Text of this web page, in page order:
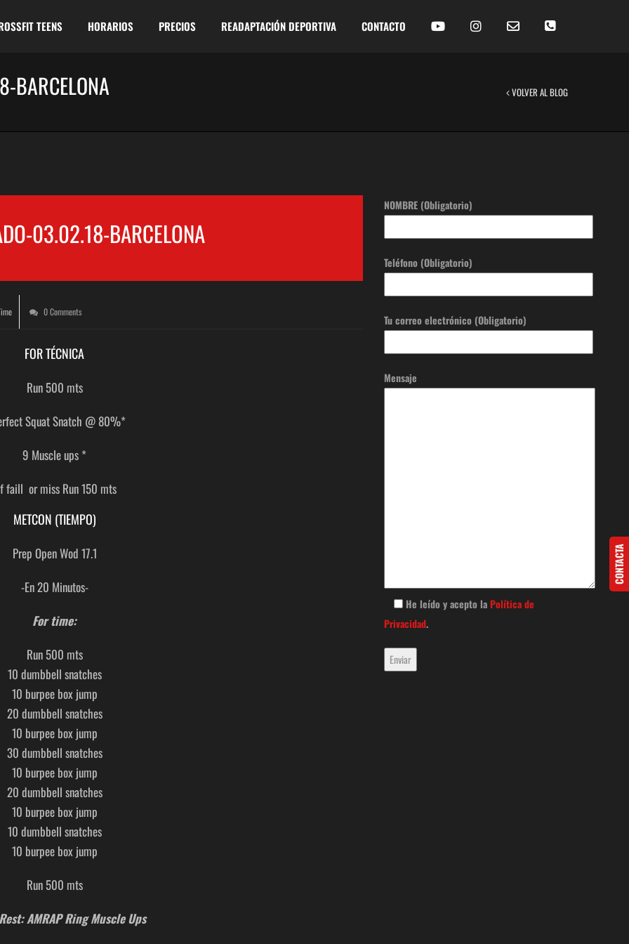
TEENS HORARIOS PRECIOS READAPTACIÓN DEPORTIVA CONTACTO
BARCELONA VOLVER AL BLOG
03.02.18-BARCELONA
0 Comments
FOR TÉCNICA
Run 500 mts
Squat Snatch @ 80%*
9 Muscle ups *
faill or miss Run 150 mts
METCON (TIEMPO)
Prep Open Wod 17.1
-En 20 Minutos-
For time:
Run 500 mts
10 dumbbell snatches
10 burpee box jump
20 dumbbell snatches
10 burpee box jump
30 dumbbell snatches
10 burpee box jump
20 dumbbell snatches
10 burpee box jump
10 dumbbell snatches
10 burpee box jump
Run 500 mts
AMRAP Ring Muscle Ups
NOMBRE (Obligatorio)
Teléfono (Obligatorio)
Tu correo electrónico (Obligatorio)
Mensaje
He leído y acepto laPolítica de
Privacidad.
CONTACTA